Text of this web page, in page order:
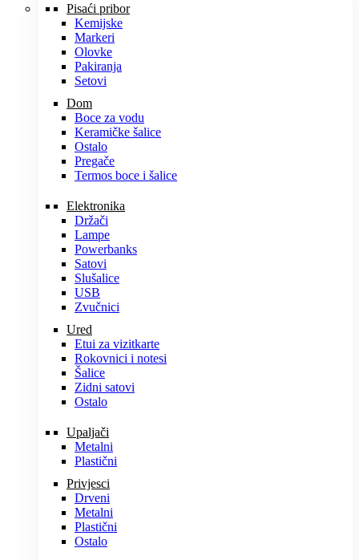
Pisaći pribor
Kemijske
Markeri
Olovke
Pakiranja
Setovi
Dom
Boce za vodu
Keramičke šalice
Ostalo
Pregače
Termos boce i šalice
Elektronika
Držači
Lampe
Powerbanks
Satovi
Slušalice
USB
Zvučnici
Ured
Etui za vizitkarte
Rokovnici i notesi
Šalice
Zidni satovi
Ostalo
Upaljači
Metalni
Plastični
Privjesci
Drveni
Metalni
Plastični
Ostalo